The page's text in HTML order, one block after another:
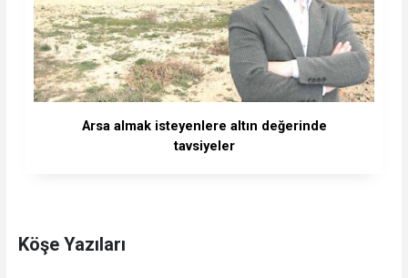
Arsa almak isteyenlere altın değerinde
tavsiyeler
Köşe Yazıları